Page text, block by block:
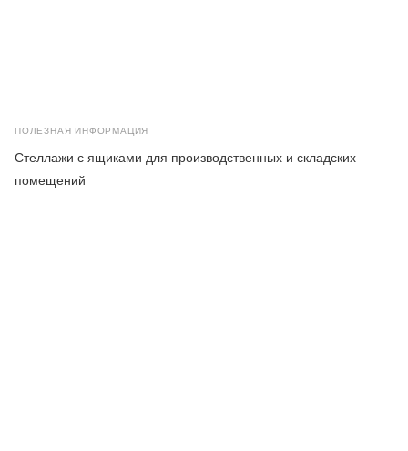
ПОЛЕЗНАЯ ИНФОРМАЦИЯ
Стеллажи с ящиками для производственных и складских
помещений